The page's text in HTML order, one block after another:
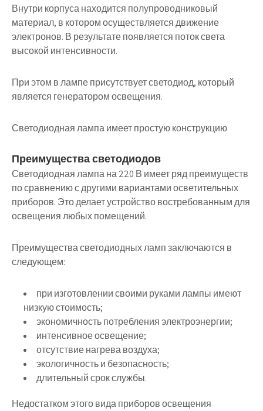
Внутри корпуса находится полупроводниковый
материал, в котором осуществляется движение
электронов. В результате появляется поток света
высокой интенсивности.
При этом в лампе присутствует светодиод, который
является генератором освещения.
Светодиодная лампа имеет простую конструкцию
Преимущества светодиодов
Светодиодная лампа на 220 В имеет ряд преимуществ
по сравнению с другими вариантами осветительных
приборов. Это делает устройство востребованным для
освещения любых помещений.
Преимущества светодиодных ламп заключаются в
следующем:
при изготовлении своими руками лампы имеют
низкую стоимость;
экономичность потребления электроэнергии;
интенсивное освещение;
отсутствие нагрева воздуха;
экологичность и безопасность;
длительный срок службы.
Недостатком этого вида приборов освещения